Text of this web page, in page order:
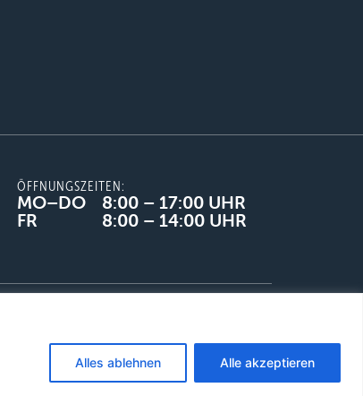
Alles ablehnen Alle akzeptieren
ÖFFNUNGSZEITEN:
MO–DO
8:00 – 17:00 UHR
FR
8:00 – 14:00 UHR
English